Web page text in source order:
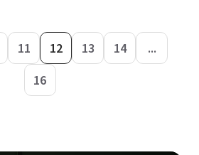
11 12 13 14
...
16